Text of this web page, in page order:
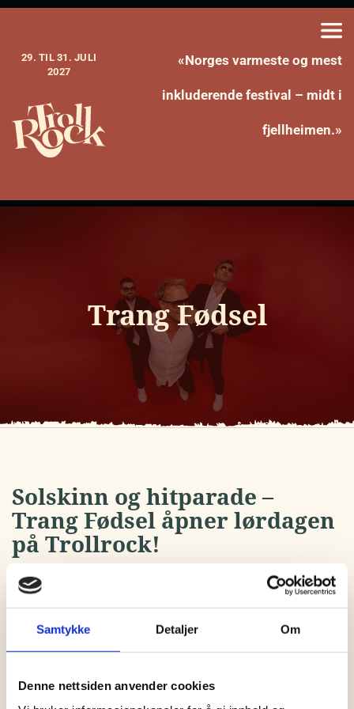
Samtykke Detaljer Om
Denne nettsiden anvender cookies
29. TIL 31. JULI
2027
«Norges varmeste og mest
inkluderende festival – midt i
fjellheimen.»
Trang Fødsel
Solskinn og hitparade –
Trang Fødsel åpner lørdagen
på Trollrock!
aller største garantister for god sommerstemning. Vi
endelig er klare for Trollrock!